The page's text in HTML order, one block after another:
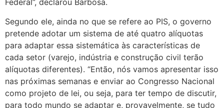
Federal”, declarou Barbosa.
Segundo ele, ainda no que se refere ao PIS, o governo
pretende adotar um sistema de até quatro alíquotas
para adaptar essa sistemática às características de
cada setor (varejo, indústria e construção civil terão
alíquotas diferentes). “Então, nós vamos apresentar isso
nas próximas semanas e enviar ao Congresso Nacional
como projeto de lei, ou seja, para ter tempo de discutir,
para todo mundo se adaptar e, provavelmente, se tudo